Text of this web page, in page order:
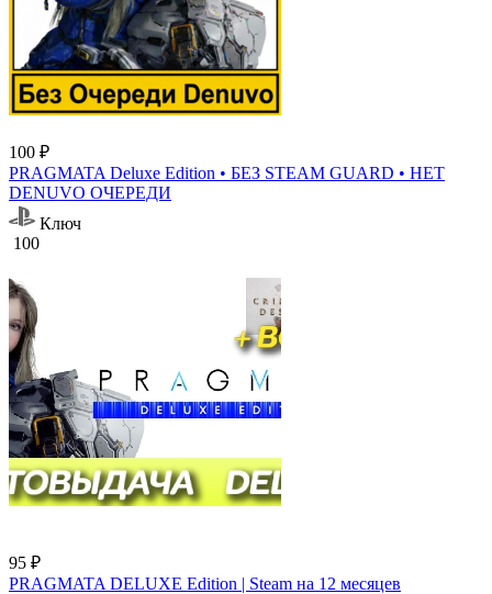
100 ₽
PRAGMATA Deluxe Edition • БЕЗ STEAM GUARD • НЕТ
DENUVO ОЧЕРЕДИ
Ключ
100
95 ₽
PRAGMATA DELUXE Edition | Steam на 12 месяцев